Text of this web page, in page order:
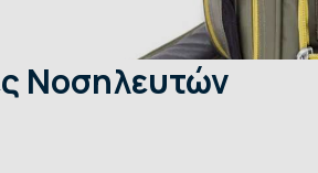
Νοσηλευτών